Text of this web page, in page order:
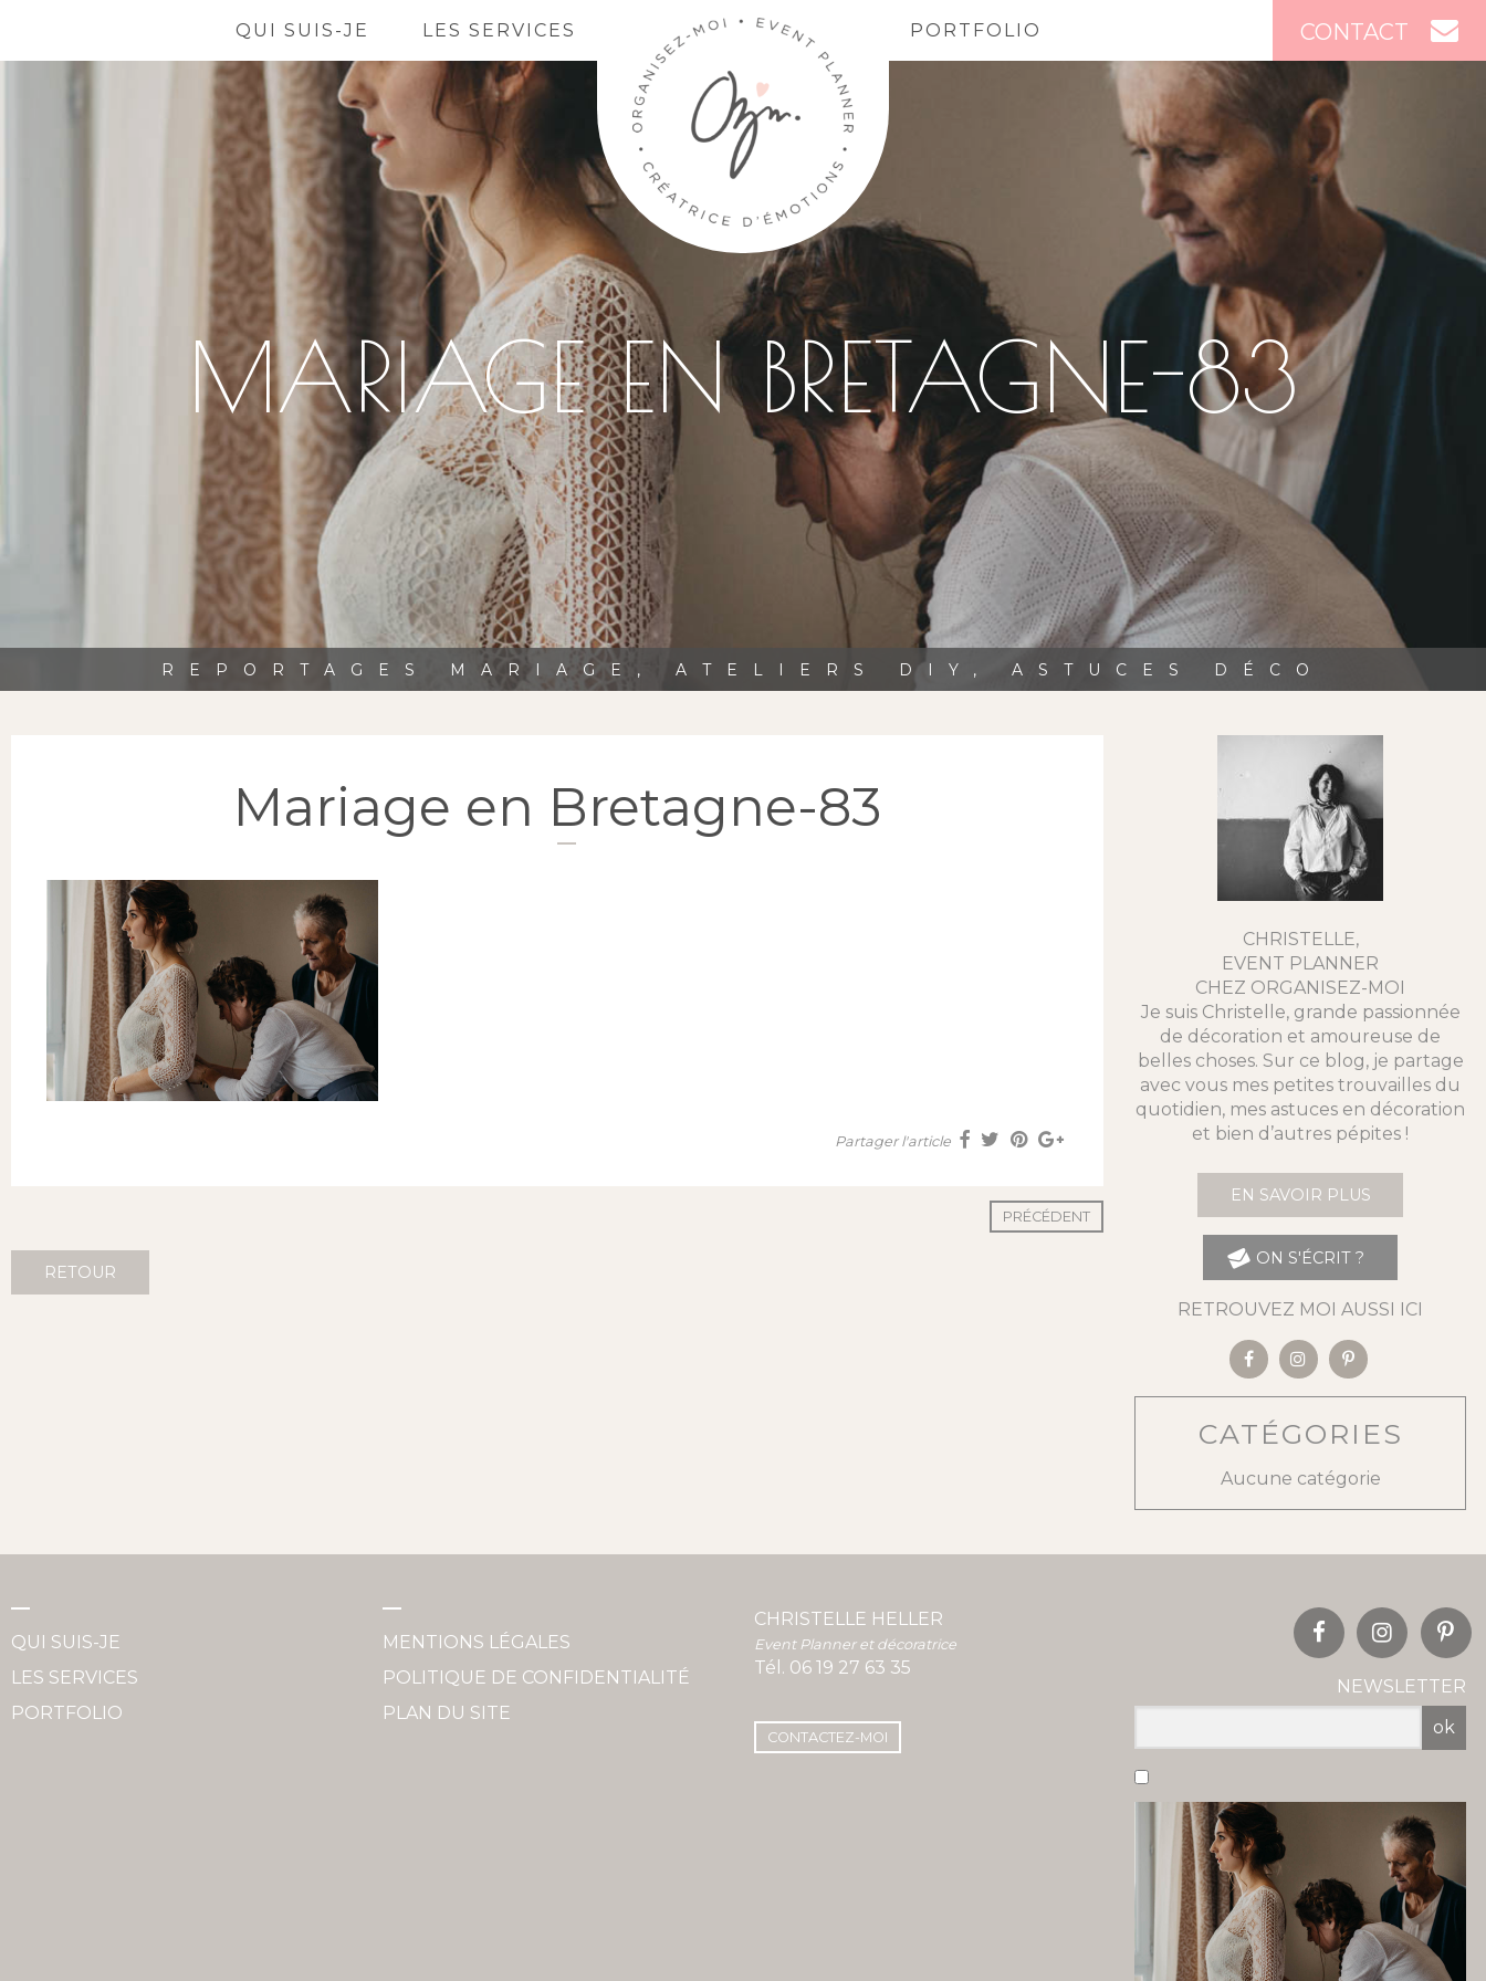
CONTACT
QUI SUIS-JE LES SERVICES PORTFOLIO
MARIAGE EN BRETAGNE-83
REPORTAGES MARIAGE, ATELIERS DIY, ASTUCES DÉCO
Mariage en Bretagne-83
Partager l'article
PRÉCÉDENT
RETOUR
CHRISTELLE,
EVENT PLANNER
CHEZ ORGANISEZ-MOI
Je suis Christelle, grande passionnée
de décoration et amoureuse de
belles choses. Sur ce blog, je partage
avec vous mes petites trouvailles du
quotidien, mes astuces en décoration
et bien d’autres pépites !
EN SAVOIR PLUS
ON S'ÉCRIT ?
RETROUVEZ MOI AUSSI ICI
CATÉGORIES
Aucune catégorie
QUI SUIS-JE
LES SERVICES
PORTFOLIO
MENTIONS LÉGALES
POLITIQUE DE CONFIDENTIALITÉ
PLAN DU SITE
CHRISTELLE HELLER
Event Planner et décoratrice
Tél. 06 19 27 63 35
CONTACTEZ-MOI
NEWSLETTER
ok